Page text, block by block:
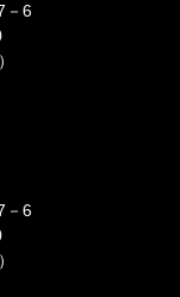
－6
－6